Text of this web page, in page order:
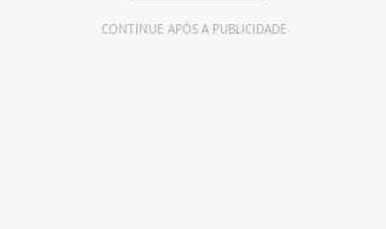
CONTINUE APÓS A PUBLICIDADE